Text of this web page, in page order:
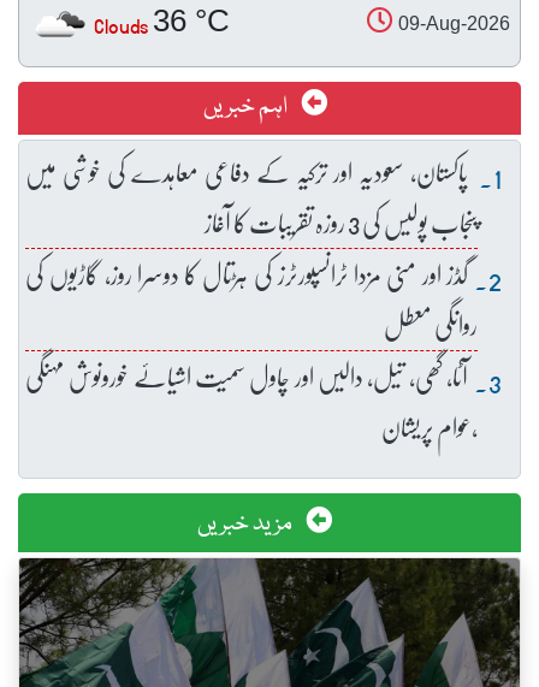
09-Aug-2026
36 °C
Clouds
اہم خبریں
پاکستان، سعودیہ اور ترکیہ کے دفاعی معاہدے کی خوشی میں
پنجاب پولیس کی 3 روزہ تقریبات کا آغاز
گڈز اور منی مزدا ٹرانسپورٹرز کی ہڑتال کا دوسرا روز، گاڑیوں کی
روانگی معطل
آٹا، گھی، تیل، دالیں اور چاول سمیت اشیائے خورونوش مہنگی
،عوام پریشان
مزید خبریں